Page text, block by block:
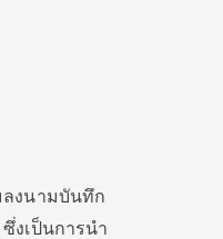
งนามบันทึก
งเป็นการนำ